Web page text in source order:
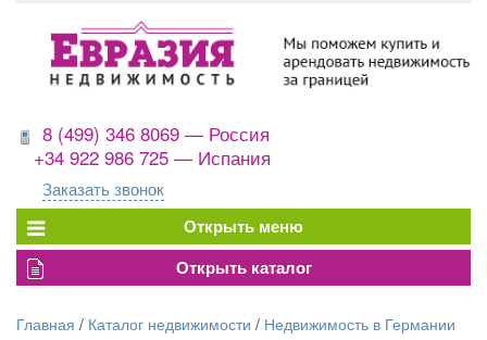
8 (499) 346 8069 — Россия
+34 922 986 725 — Испания
Заказать звонок
Главная / Каталог недвижимости / Недвижимость в Германии